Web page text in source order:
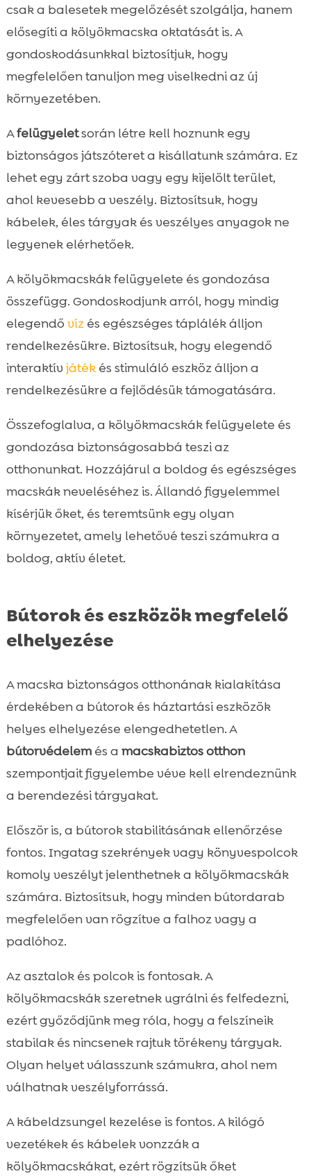
csak a balesetek megelőzését szolgálja, hanem
elősegíti a kölyökmacska oktatását is. A
gondoskodásunkkal biztosítjuk, hogy
megfelelően tanuljon meg viselkedni az új
környezetében.
Afelügyeletsorán létre kell hoznunk egy
biztonságos játszóteret a kisállatunk számára. Ez
lehet egy zárt szoba vagy egy kijelölt terület,
ahol kevesebb a veszély. Biztosítsuk, hogy
kábelek, éles tárgyak és veszélyes anyagok ne
legyenek elérhetőek.
A kölyökmacskák felügyelete és gondozása
összefügg. Gondoskodjunk arról, hogy mindig
elegendő vízés egészséges táplálék álljon
rendelkezésükre. Biztosítsuk, hogy elegendő
interaktív játékés stimuláló eszköz álljon a
rendelkezésükre a fejlődésük támogatására.
Összefoglalva, a kölyökmacskák felügyelete és
gondozása biztonságosabbá teszi az
otthonunkat. Hozzájárul a boldog és egészséges
macskák neveléséhez is. Állandó figyelemmel
kísérjük őket, és teremtsünk egy olyan
környezetet, amely lehetővé teszi számukra a
boldog, aktív életet.
Bútorok és eszközök megfelelő
elhelyezése
A macska biztonságos otthonának kialakítása
érdekében a bútorok és háztartási eszközök
helyes elhelyezése elengedhetetlen. A
bútorvédelemés a macskabiztos otthon
szempontjait figyelembe véve kell elrendeznünk
a berendezési tárgyakat.
Először is, a bútorok stabilitásának ellenőrzése
fontos. Ingatag szekrények vagy könyvespolcok
komoly veszélyt jelenthetnek a kölyökmacskák
számára. Biztosítsuk, hogy minden bútordarab
megfelelően van rögzítve a falhoz vagy a
padlóhoz.
Az asztalok és polcok is fontosak. A
kölyökmacskák szeretnek ugrálni és felfedezni,
ezért győződjünk meg róla, hogy a felszíneik
stabilak és nincsenek rajtuk törékeny tárgyak.
Olyan helyet válasszunk számukra, ahol nem
válhatnak veszélyforrássá.
A kábeldzsungel kezelése is fontos. A kilógó
vezetékek és kábelek vonzzák a
kölyökmacskákat, ezért rögzítsük őket